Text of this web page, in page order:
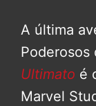
A última
Poderosos
Ultimato é
Marvel